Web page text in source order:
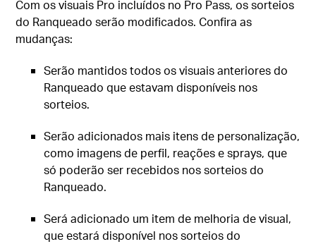
Com os visuais Pro incluídos no Pro Pass, os sorteios
do Ranqueado serão modificados. Confira as
mudanças:
Serão mantidos todos os visuais anteriores do
Ranqueado que estavam disponíveis nos
sorteios.
Serão adicionados mais itens de personalização,
como imagens de perfil, reações e sprays, que
só poderão ser recebidos nos sorteios do
Ranqueado.
Será adicionado um item de melhoria de visual,
que estará disponível nos sorteios do